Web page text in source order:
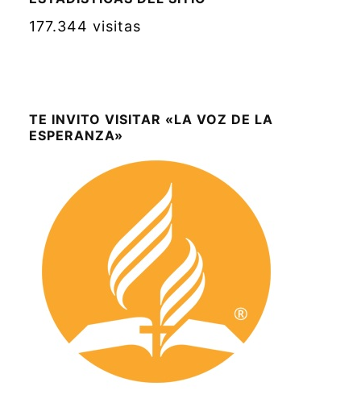
177.344 visitas
TE INVITO VISITAR «LA VOZ DE LA
ESPERANZA»